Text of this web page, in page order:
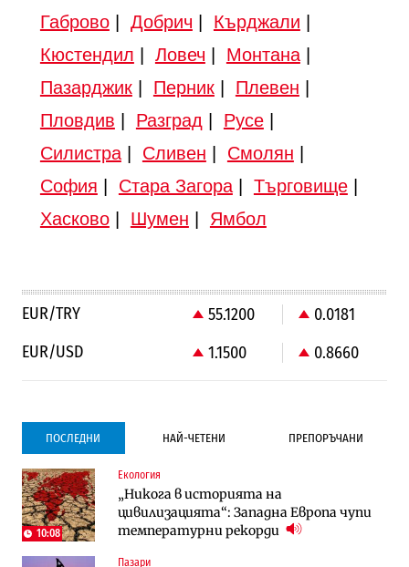
Габрово| Добрич Кърджали
Кюстендил
Ловеч Монтана|
Пазарджик| Перник| Плевен
Пловдив
Разград Русе|
Силистра| Сливен Смолян
София
Стара Загора| Търговище|
Хасково| Шумен Ямбол
EUR/TRY 55.1200
0.0181
EUR/USD
1.1500 0.8660
ПОСЛЕДНИ НАЙ-ЧЕТЕНИ ПРЕПОРЪЧАНИ
10:08
Екология
„Никога в историята на
цивилизацията“: Западна Европа чупи
температурни рекорди
Пазари
Градоустройство
Столична община избра изпълнител за
преместването на трамвайното
трасе по бул. „Скобелев“
Компании
Градоустройство
Столична община избра изпълнител за
преместването на трамвайното
трасе по бул. „Скобелев“
Енергетика